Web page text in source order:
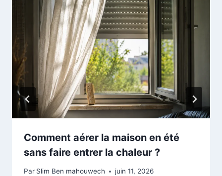
Comment aérer la maison en été
sans faire entrer la chaleur ?
Par Slim Ben mahouwech juin 11, 2026